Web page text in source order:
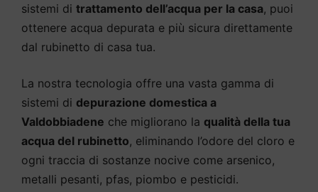
sistemi di trattamento dell’acqua per la casa, puoi
ottenere acqua depurata e più sicura direttamente
dal rubinetto di casa tua.
La nostra tecnologia offre una vasta gamma di
sistemi di depurazione domestica a
Valdobbiadene che migliorano la qualità della tua
acqua del rubinetto, eliminando l’odore del cloro e
ogni traccia di sostanze nocive come arsenico,
metalli pesanti, pfas, piombo e pesticidi.